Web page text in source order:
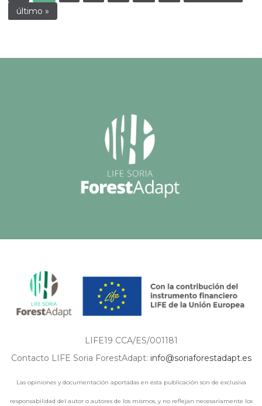
último »
LIFE19 CCA/ES/001181
Contacto LIFE Soria ForestAdapt: info@soriaforestadapt.es
Las opiniones y documentación aportadas en esta publicación son de exclusiva
responsabilidad del autor o autores de los mismos, y no reflejan necesariamente los